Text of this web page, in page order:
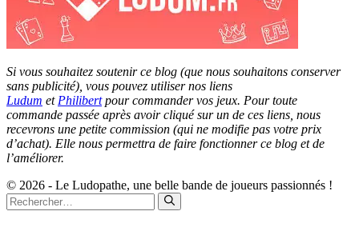
Si vous souhaitez soutenir ce blog (que nous souhaitons conserver
sans publicité), vous pouvez utiliser nos liens
Ludum et Philibertpour commander vos jeux. Pour toute
commande passée après avoir cliqué sur un de ces liens, nous
recevrons une petite commission (qui ne modifie pas votre prix
d’achat). Elle nous permettra de faire fonctionner ce blog et de
l’améliorer.
© 2026 - Le Ludopathe, une belle bande de joueurs passionnés !
Rechercher :